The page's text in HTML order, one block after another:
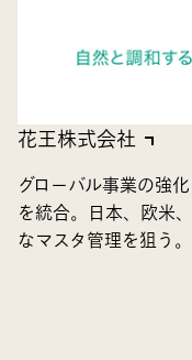
花王株式会社
グローバル事業の強
を統合。日本、欧米
なマスタ管理を狙う。